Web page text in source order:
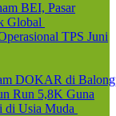
BEI, Pasar
Global
TPS Juni
DOKAR di
Run 5,8K Guna
di Usia Muda